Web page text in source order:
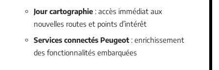
Jour cartographie : accès immédiat aux
nouvelles routes et points d’intérêt
Services connectés Peugeot : enrichissement
des fonctionnalités embarquées